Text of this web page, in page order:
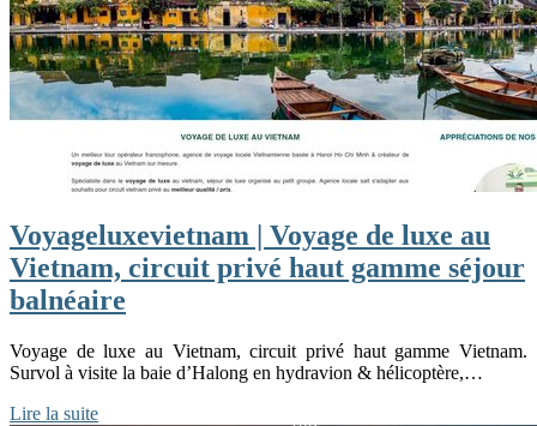
Voyageluxevietnam | Voyage de luxe au
Vietnam, circuit privé haut gamme séjour
balnéaire
Voyage de luxe au Vietnam, circuit privé haut gamme Vietnam.
Survol à visite la baie d’Halong en hydravion & hélicoptère,…
Lire la suite